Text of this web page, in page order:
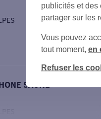
SAONE
publicités et des
partager sur les
Vous pouvez
tout moment, en
Refuser les